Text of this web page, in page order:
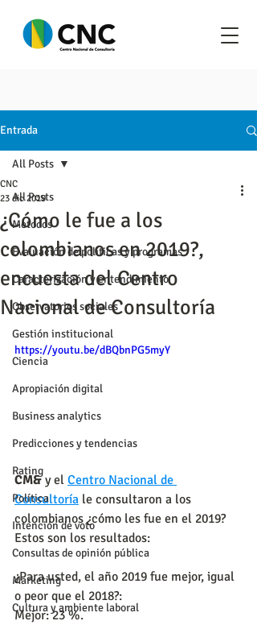
Entrada
All Posts
Metodos
Evaluación de políticas y programas
Caracterización y entendimiento
Observatorios sociales
Gestión institucional
Ciencia
Apropiación digital
Business analytics
Predicciones y tendencias
Rating
Política
Intención de voto
Consultas de opinión pública
Marketing
Cultura y ambiente laboral
All Posts
¿Cómo le fue a los
colombianos en 2019?,
encuesta del Centro
Nacional de Consultoría
CNC
23 dic 2019
https://youtu.be/dBQbnPG5myY
CM& y el Centro Nacional de
Consultoría le consultaron a los
colombianos ¿cómo les fue en el 2019?
Estos son los resultados:
¿Para usted, el año 2019 fue mejor, igual
o peor que el 2018?:
Mejor: 23 %.